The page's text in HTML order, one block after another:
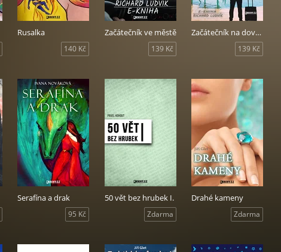
Rusalka
140 Kč
Začátečník ve městě
139 Kč
Začátečník na dovolené
139 Kč
Serafína a drak
95 Kč
50 vět bez hrubek I.
Zdarma
Drahé kameny
Zdarma